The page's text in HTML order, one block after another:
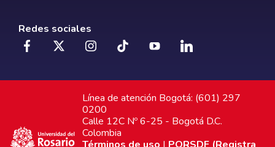
Redes sociales
Línea de atención Bogotá: (601) 297
0200
Calle 12C Nº 6-25 - Bogotá D.C.
Colombia